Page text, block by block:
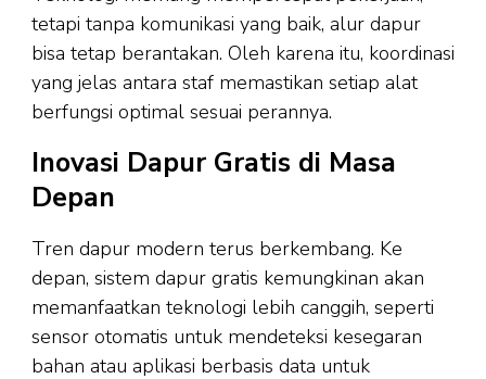
tetapi tanpa komunikasi yang baik, alur dapur
bisa tetap berantakan. Oleh karena itu, koordinasi
yang jelas antara staf memastikan setiap alat
berfungsi optimal sesuai perannya.
Inovasi Dapur Gratis di Masa
Depan
Tren dapur modern terus berkembang. Ke
depan, sistem dapur gratis kemungkinan akan
memanfaatkan teknologi lebih canggih, seperti
sensor otomatis untuk mendeteksi kesegaran
bahan atau aplikasi berbasis data untuk